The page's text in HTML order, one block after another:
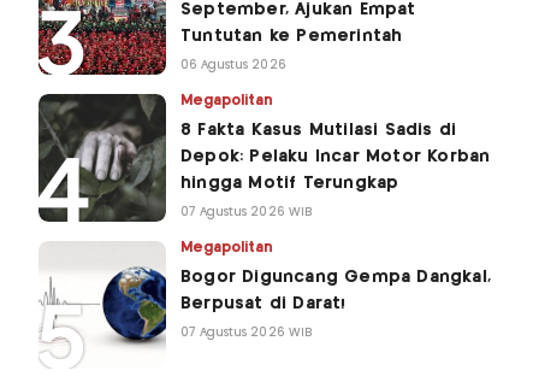
September, Ajukan Empat
Tuntutan ke Pemerintah
06 Agustus 2026
Megapolitan
8 Fakta Kasus Mutilasi Sadis di
Depok: Pelaku Incar Motor Korban
hingga Motif Terungkap
07 Agustus 2026 WIB
Megapolitan
Bogor Diguncang Gempa Dangkal,
Berpusat di Darat!
07 Agustus 2026 WIB